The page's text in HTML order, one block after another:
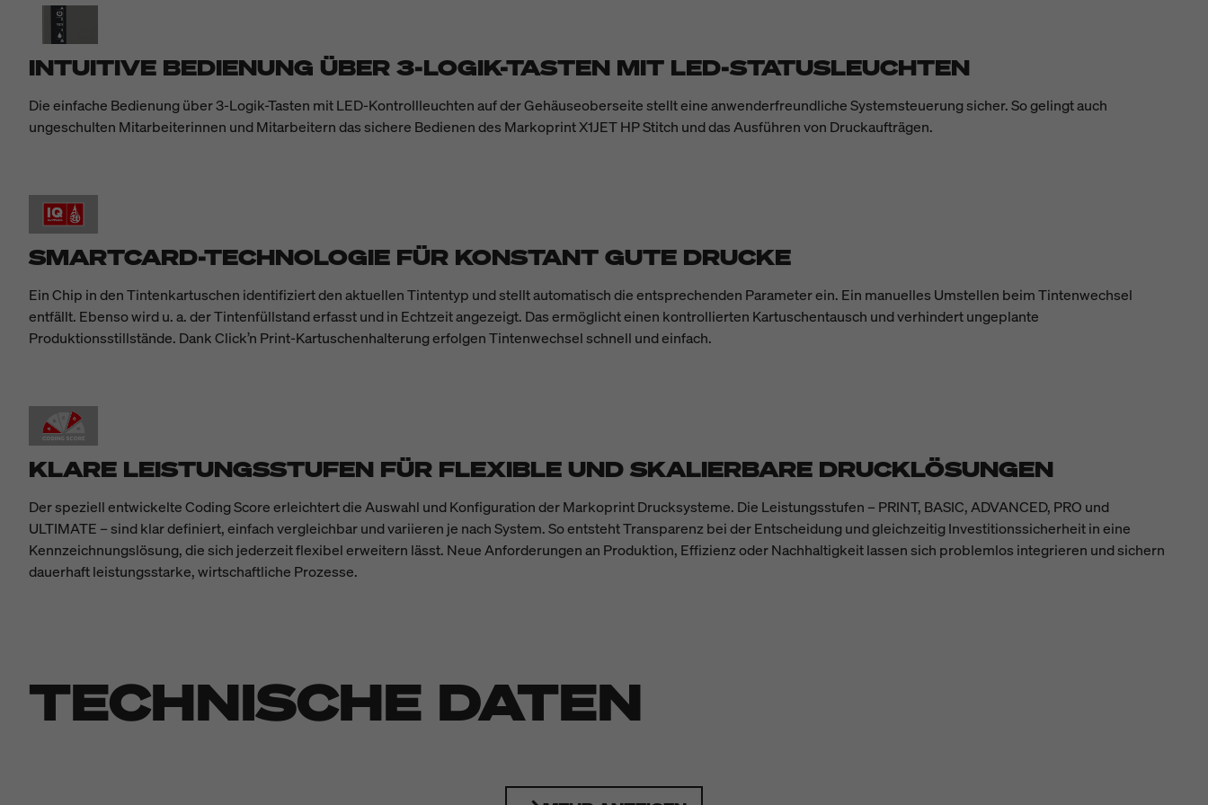
INTUITIVE BEDIENUNG ÜBER 3-LOGIK-TASTEN MIT LED-STATUSLEUCHTEN
Die einfache Bedienung über 3-Logik-Tasten mit LED-Kontrollleuchten auf der Gehäuseoberseite stellt eine anwenderfreundliche Systemsteuerung sicher. So gelingt auch
ungeschulten Mitarbeiterinnen und Mitarbeitern das sichere Bedienen des Markoprint X1JET HP Stitch und das Ausführen von Druckaufträgen.
SMARTCARD-TECHNOLOGIE FÜR KONSTANT GUTE DRUCKE
Ein Chip in den Tintenkartuschen identifiziert den aktuellen Tintentyp und stellt automatisch die entsprechenden Parameter ein. Ein manuelles Umstellen beim Tintenwechsel
entfällt. Ebenso wird u. a. der Tintenfüllstand erfasst und in Echtzeit angezeigt. Das ermöglicht einen kontrollierten Kartuschentausch und verhindert ungeplante
Produktionsstillstände. Dank Click’n Print-Kartuschenhalterung erfolgen Tintenwechsel schnell und einfach.
KLARE LEISTUNGSSTUFEN FÜR FLEXIBLE UND SKALIERBARE DRUCKLÖSUNGEN
Der speziell entwickelte Coding Score erleichtert die Auswahl und Konfiguration der Markoprint Drucksysteme. Die Leistungsstufen – PRINT, BASIC, ADVANCED, PRO und
ULTIMATE – sind klar definiert, einfach vergleichbar und variieren je nach System. So entsteht Transparenz bei der Entscheidung und gleichzeitig Investitionssicherheit in eine
Kennzeichnungslösung, die sich jederzeit flexibel erweitern lässt. Neue Anforderungen an Produktion, Effizienz oder Nachhaltigkeit lassen sich problemlos integrieren und sichern
dauerhaft leistungsstarke, wirtschaftliche Prozesse.
TECHNISCHE DATEN